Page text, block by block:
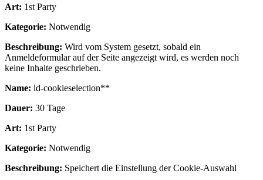
Art: 1st Party
Kategorie: Notwendig
Beschreibung: Wird vom System gesetzt, sobald ein
Anmeldeformular auf der Seite angezeigt wird, es werden noch
keine Inhalte geschrieben.
Name: ld-cookieselection**
Dauer: 30 Tage
Art: 1st Party
Kategorie: Notwendig
Beschreibung: Speichert die Einstellung der Cookie-Auswahl